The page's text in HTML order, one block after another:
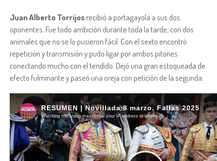
Juan Alberto Torrijos recibió a portagayola a sus dos
oponentes. Fue todo ambición durante toda la tarde, con dos
animales que no se lo pusieron fácil. Con el sexto encontró
repetición y transmisión y pudo ligar por ambos pitones
conectando mucho con el tendido. Dejó una gran estoqueada de
efecto fulminante y paseó una oreja con petición de la segunda.